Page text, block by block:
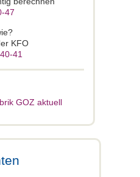
47
KFO
41
GOZ aktuell